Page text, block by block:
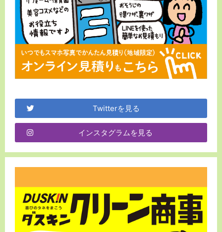
Twitterを見る
インスタグラムを見る